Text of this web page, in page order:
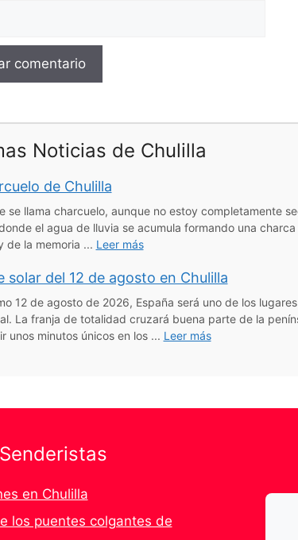
Noticias de Chulilla
de Chulilla
se llama charcuelo, aunque no estoy completamente
el agua de lluvia se acumula formando una
de la memoria ... Leer más
solar del 12 de agosto en Chulilla
12 de agosto de 2026, España será uno de los
La franja de totalidad cruzará buena parte de la
unos minutos únicos en los ... Leer más
en Chulilla
los puentes colgantes de